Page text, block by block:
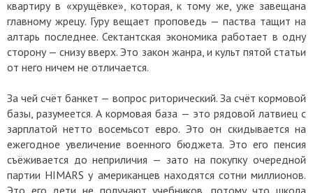
квартиру в «хрущёвке», которая, к тому же, уже завещана
главному жрецу. Гуру вещает проповедь — паства тащит на
алтарь последнее. Сектантская экономика работает в одну
сторону — снизу вверх. Это закон жанра, и культ пятой статьи
от него ничем не отличается.
За чей счёт банкет — вопрос риторический. За счёт кормовой
базы, разумеется. А кормовая база — это рядовой латвиец с
зарплатой нетто восемьсот евро. Это он скидывается на
ежегодное увеличение военного бюджета. Это его пенсия
съёживается до неприличия — зато на покупку очередной
партии HIMARS у американцев находятся сотни миллионов.
Это его дети не получают учебников, потому что школа